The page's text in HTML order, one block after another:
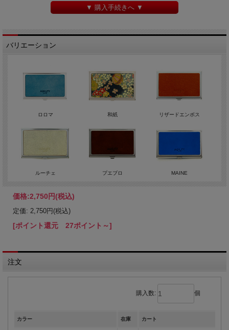
▼ 購入手続きへ ▼
バリエーション
ロロマ 和紙 リザードエンボス
ルーチェ プエブロ MAINE
価格:2,750円(税込)
定価: 2,750円(税込)
[ポイント還元 27ポイント～]
注文
購入数: 個
カラー 在庫 カート